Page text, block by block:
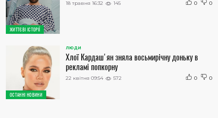
ЖИТТЄВІ ІСТОРІЇ
18 травня 16:32 145 0 0
ОСТАННІ НОВИНИ
ЛЮДИ
Хлої Кардаш'ян зняла восьмирічну доньку в
рекламі попкорну
22 квітня 09:54 572 0 0